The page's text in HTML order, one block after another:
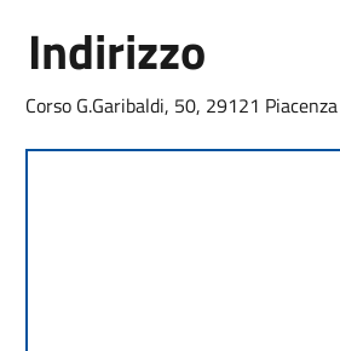
Indirizzo
Corso G.Garibaldi, 50, 29121